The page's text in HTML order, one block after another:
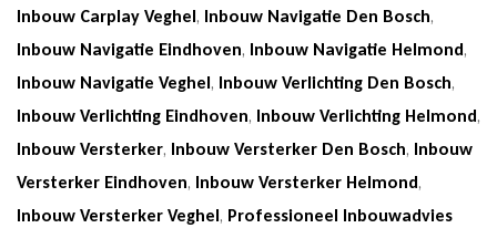
Inbouw Carplay Veghel, Inbouw Navigatie Den Bosch,
Inbouw Navigatie Eindhoven, Inbouw Navigatie Helmond,
Inbouw Navigatie Veghel, Inbouw Verlichting Den Bosch,
Inbouw Verlichting Eindhoven, Inbouw Verlichting Helmond,
Inbouw Versterker, Inbouw Versterker Den Bosch, Inbouw
Versterker Eindhoven, Inbouw Versterker Helmond,
Inbouw Versterker Veghel, Professioneel Inbouwadvies